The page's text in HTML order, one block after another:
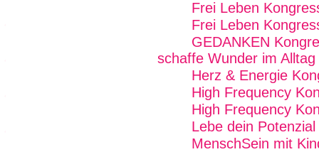
Frei Leben
Frei Leben
GEDANKEN
schaffe Wunder im Alltag
Herz & Energie
High Frequency
High Frequency
Lebe dein
MenschSein mit